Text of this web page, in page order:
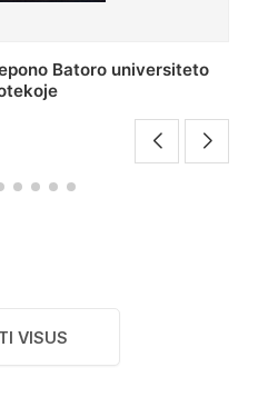
bibliotekos antrojo
fojė
VISUS